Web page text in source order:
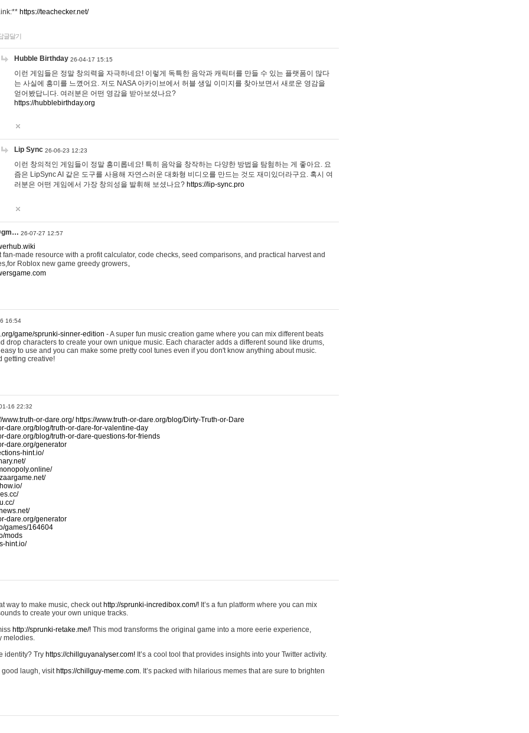
https://teachecker.net/
글달기
Hubble Birthday 26-04-17 15:15
이런 게임들은 정말 창의력을 자극하네요! 이렇게 독특한 음악과 캐릭터를 만들 수 있는 플랫폼이 많다
는 사실에 흥미를 느꼈어요. 저도 NASA 아카이브에서 허블 생일 이미지를 찾아보면서 새로운 영감을
얻어봤답니다. 여러분은 어떤 영감을 받아보셨나요?
https://hubblebirthday.org
Lip Sync 26-06-23 12:23
이런 창의적인 게임들이 정말 흥미롭네요! 특히 음악을 창작하는 다양한 방법을 탐험하는 게 좋아요. 요
즘은 LipSync AI 같은 도구를 사용해 자연스러운 대화형 비디오를 만드는 것도 재미있더라구요. 혹시 여
러분은 어떤 게임에서 가장 창의성을 발휘해 보셨나요? https://lip-sync.pro
26-07-27 12:57
made resource with a profit calculator, code checks, seed comparisons, and practical harvest and
Roblox new game greedy growers。
16:54
game/sprunki-sinner-edition - A super fun music creation game where you can mix different beats
drop characters to create your own unique music. Each character adds a different sound like drums,
to use and you can make some pretty cool tunes even if you don't know anything about music.
getting creative!
16 22:32
www.truth-or-dare.org/ https://www.truth-or-dare.org/blog/Dirty-Truth-or-Dare
dare.org/blog/truth-or-dare-for-valentine-day
dare.org/blog/truth-or-dare-questions-for-friends
dare.org/generator
hint.io/
dare.org/generator
games/164604
mods
hint.io/
way to make music, check out http://sprunki-incredibox.com/! It’s a fun platform where you can mix
to create your own unique tracks.
http://sprunki-retake.me/! This mod transforms the original game into a more eerie experience,
melodies.
identity? Try https://chillguyanalyser.com! It’s a cool tool that provides insights into your Twitter activity.
good laugh, visit https://chillguy-meme.com. It’s packed with hilarious memes that are sure to brighten